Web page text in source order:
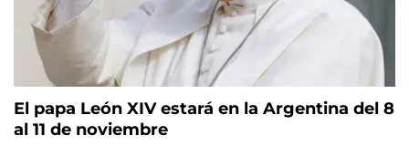
El papa León XIV estará en la Argentina del 8
al 11 de noviembre